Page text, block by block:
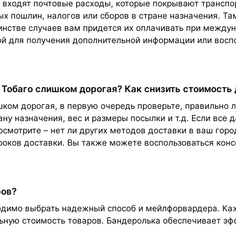
почтовые расходы, которые покрывают
пошлин, налогов или сборов в стране назначения.
случаев вам придется их оплачивать при
получения дополнительной информации или
слишком дорогая? Как снизить стоимость
дорогая, в первую очередь проверьте, правильно
назначения, вес и размеры посылки и т.д. Если все
– нет ли других методов доставки в ваш
доставки. Вы также можете воспользоваться
выбрать надежный способ и мейлфорвардера.
стоимость товаров. Бандеролька обеспечивает